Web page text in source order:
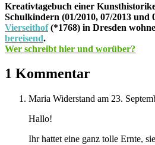
Kreativtagebuch einer
Schulkindern (01/2010, 07/2013 und
Vierseithof(*1768) in Dresden
bereisend.
Wer schreibt hier und worüber?
1 Kommentar
Maria Widerstand am 23.
Hallo!
Ihr hattet eine ganz tolle Ernte,